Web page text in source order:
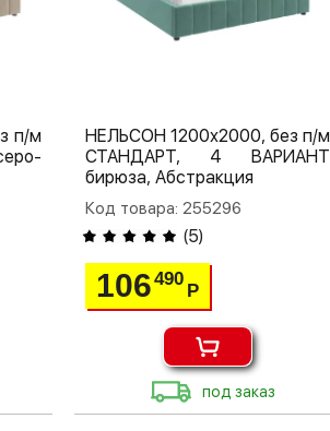
п/м
НЕЛЬСОН 1200х2000, без п/м
СТАНДАРТ, 4 ВАРИАНТ
бирюза, Абстракция
Код товара: 255296
(5)
106490
Р
под заказ